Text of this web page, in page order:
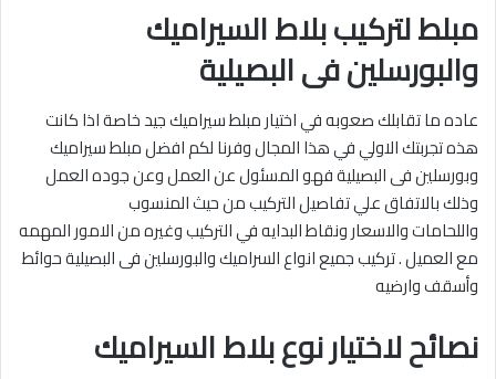
مبلط لتركيب بلاط السيراميك
والبورسلين فى البصيلية
عاده ما تقابلك صعوبه في اختيار مبلط سيراميك جيد خاصة اذا كانت
هذه تجربتك الاولي في هذا المجال وفرنا لكم افضل مبلط سيراميك
وبورسلين فى البصيلية فهو المسئول عن العمل وعن جوده العمل
وذلك بالاتفاق علي تفاصيل التركيب من حيث المنسوب
واللحامات والاسعار ونقاط البدايه في التركيب وغيره من الامور المهمه
مع العميل . تركيب جميع انواع السراميك والبورسلين فى البصيلية حوائط
وأسقف وارضيه‎
نصائح لاختيار نوع بلاط السيراميك